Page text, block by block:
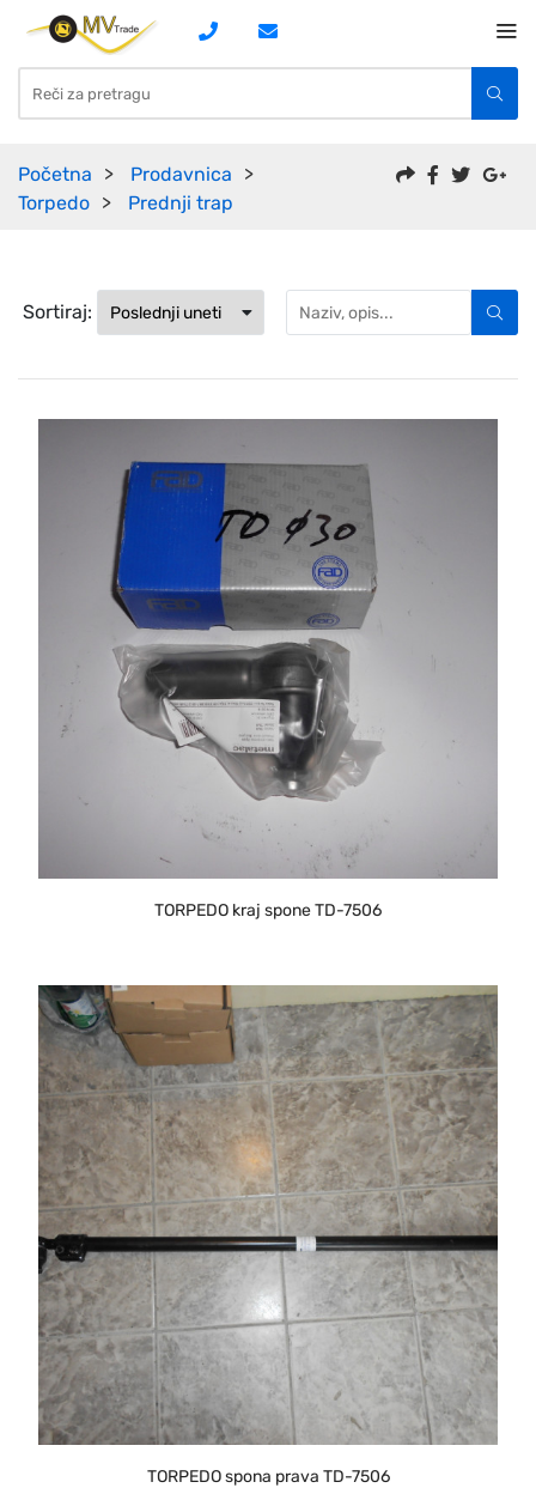
Početna
Prodavnica
Torpedo
Prednji trap
Sortiraj:
TORPEDO kraj spone TD-7506
TORPEDO spona prava TD-7506